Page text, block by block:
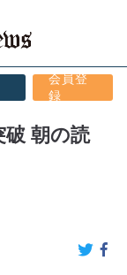
会員登
録
破 朝の読